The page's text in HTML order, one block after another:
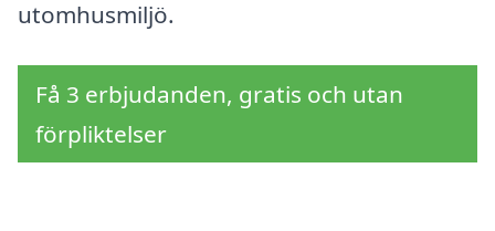
utomhusmiljö.
Få 3 erbjudanden, gratis och utan
förpliktelser